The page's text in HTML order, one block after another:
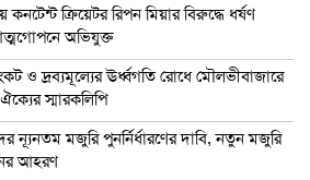
কনটেন্ট ক্রিয়েটর রিপন মিয়ার বিরুদ্ধে ধর্ষণ
অভিযুক্ত
ও দ্রব্যমূল্যের ঊর্ধ্বগতি রোধে মৌলভীবাজারে
স্মারকলিপি
ন্যূনতম মজুরি পুনর্নির্ধারণের দাবি, নতুন মজুরি
আহরণ